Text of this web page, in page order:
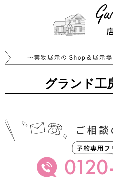
グランド